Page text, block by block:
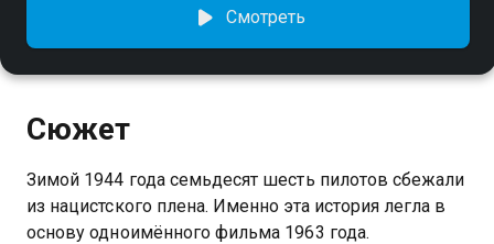
Смотреть
Сюжет
Зимой 1944 года семьдесят шесть пилотов сбежали
из нацистского плена. Именно эта история легла в
основу одноимённого фильма 1963 года.